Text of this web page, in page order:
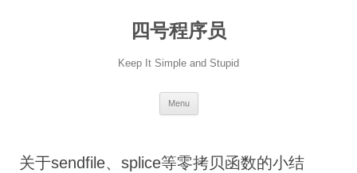
四号程序员
Keep It Simple and Stupid
Menu
关于sendfile、splice等零拷贝函数的小结